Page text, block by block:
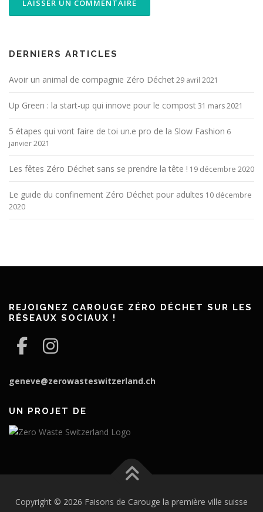
DERNIERS ARTICLES
Avoir un animal de compagnie Zéro Déchet29 avril 2021
Up Green : la start-up qui innove pour le compost31 mars 2021
5 étapes qui vont faire de toi un.e pro de la Slow Fashion 6
janvier 2021
Les fêtes Zéro Déchet sans se prendre la tête ! 19 décembre 2020
Le guide du confinement Zéro Déchet pour adultes 10 décembre
2020
REJOIGNEZ CAROUGE ZÉRO DÉCHET SUR LES
RÉSEAUX SOCIAUX !
geneve@zerowasteswitzerland.ch
UN PROJET DE
Copyright © 2026 Faisons de Carouge la première ville suisse